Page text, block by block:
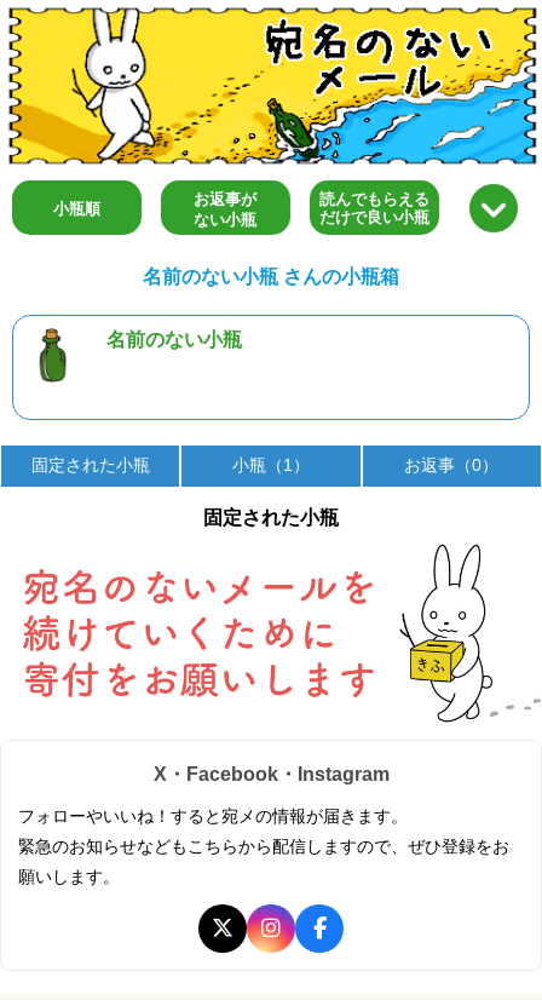
小瓶順
お返事が
ない小瓶
読んでもらえる
だけで良い小瓶
名前のない小瓶 さんの小瓶箱
名前のない小瓶
固定された小瓶 小瓶（1） お返事（0）
固定された小瓶
X・Facebook・Instagram
フォローやいいね！すると宛メの情報が届きます。
緊急のお知らせなどもこちらから配信しますので、ぜひ登録をお
願いします。